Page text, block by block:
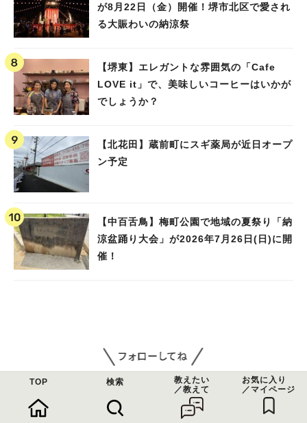
が8月22日（金）開催！堺市北区で愛され
る大賑わいの納涼祭
【堺東】エレガントな雰囲気の「Cafe
LOVE it」で、美味しいコーヒーはいかが
でしょうか？
【北花田】蔵前町にスギ薬局が近日オープ
ン予定
【中百舌鳥】梅町公園で地域の夏祭り「納
涼盆踊り大会」が2026年7月26日(日)に開
催！
TOP 検索
教えたい
／教えて
お気に入り
／マイページ